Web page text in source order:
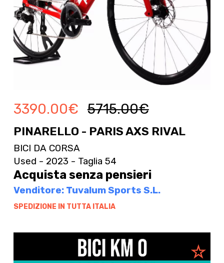
3390.00€ 5715.00€
PINARELLO - PARIS AXS RIVAL
BICI DA CORSA
Used - 2023 - Taglia 54
Acquista senza pensieri
Venditore: Tuvalum Sports S.L.
SPEDIZIONE IN TUTTA ITALIA